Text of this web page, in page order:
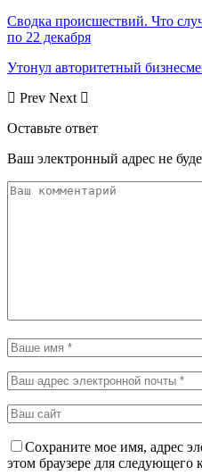
Сводка происшествий. Что
по 22 декабря
Утонул авторитетный
Prev Next
Оставьте ответ
Ваш электронный адрес не
Сохраните мое имя, адрес
этом браузере для следующего